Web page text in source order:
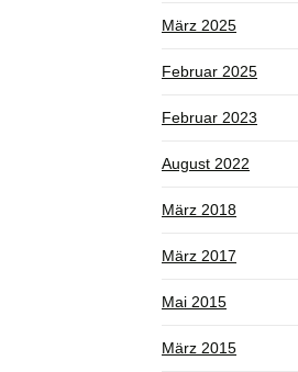
März 2025
Februar 2025
Februar 2023
August 2022
März 2018
März 2017
Mai 2015
März 2015